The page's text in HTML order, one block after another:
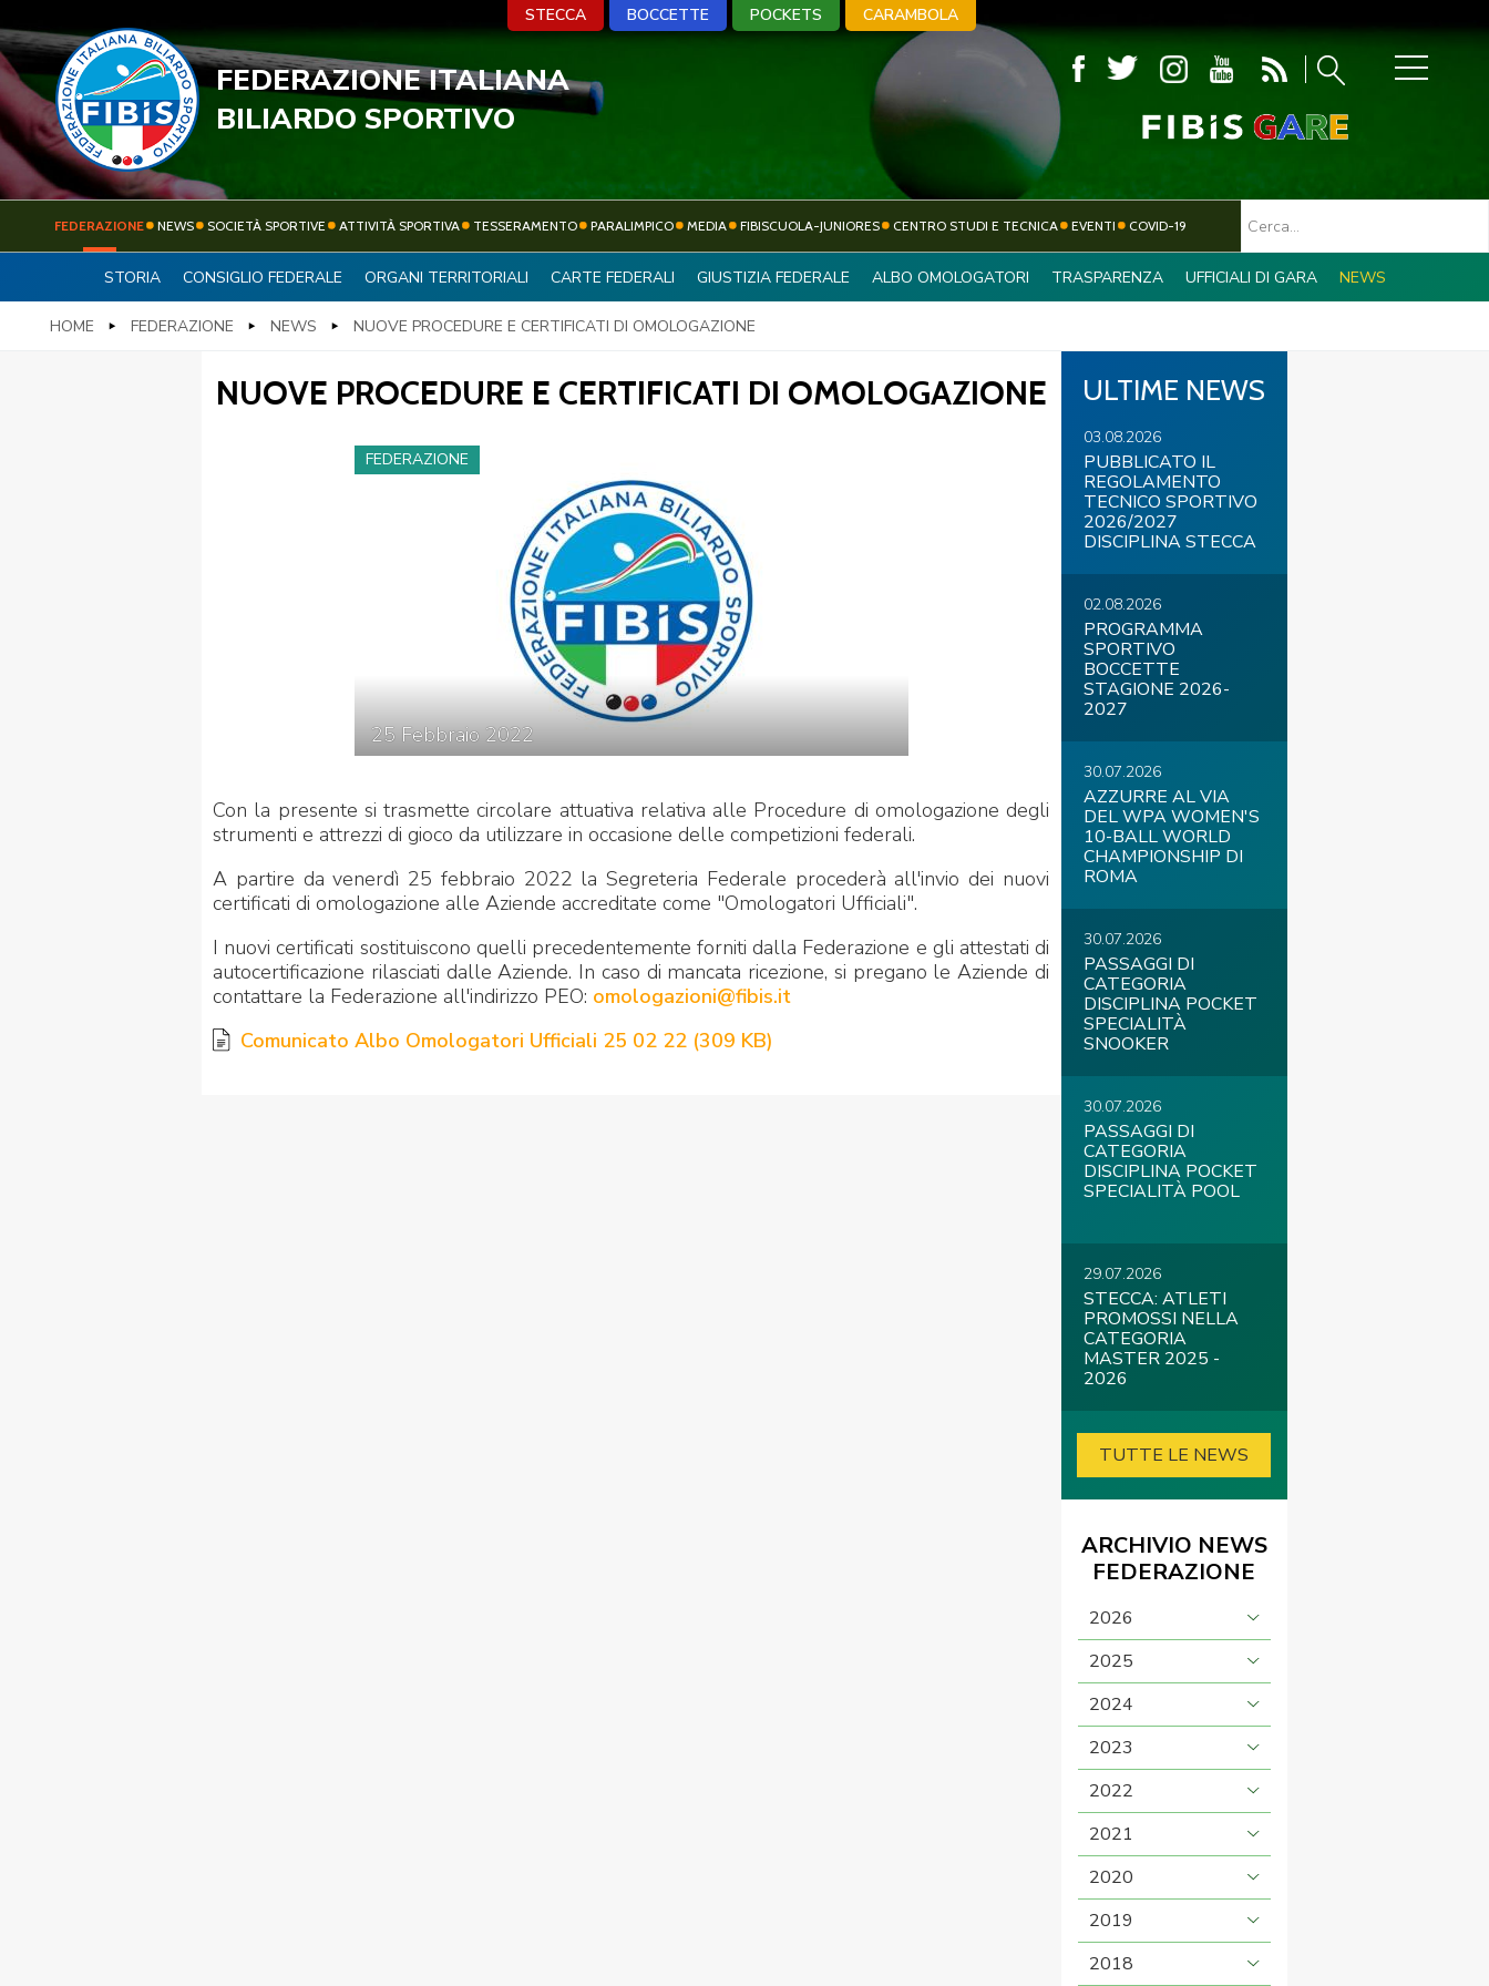
FEDERAZIONE NEWS SOCIETÀ SPORTIVE
ATTIVITÀ
SPORTIVA
TESSERAMENTO PARALIMPICO
CENTRO STUDI E
TECNICA
COVID-19
STECCA BOCCETTE CARAMBOLA
Privacy Policy Cookie Policy Cerca Mappa del Sito Feed rss Iscriviti alla Newsletter Contatti Link Federazione Trasparente
STECCA BOCCETTE POCKETS CARAMBOLA
FEDERAZIONE ITALIANA
BILIARDO SPORTIVO
FEDERAZIONE NEWS SOCIETÀ SPORTIVE ATTIVITÀ SPORTIVA TESSERAMENTO PARALIMPICO MEDIA FIBISCUOLA-JUNIORES CENTRO STUDI E TECNICA EVENTI COVID-19
STORIA CONSIGLIO FEDERALE ORGANI TERRITORIALI CARTE FEDERALI GIUSTIZIA FEDERALE ALBO OMOLOGATORI TRASPARENZA UFFICIALI DI GARA NEWS
HOME FEDERAZIONE NEWS NUOVE PROCEDURE E CERTIFICATI DI OMOLOGAZIONE
NUOVE PROCEDURE E CERTIFICATI DI OMOLOGAZIONE
FEDERAZIONE
25 Febbraio 2022
Con la presente si trasmette circolare attuativa relativa alle Procedure di omologazione degli
strumenti e attrezzi di gioco da utilizzare in occasione delle competizioni federali.
A partire da venerdì 25 febbraio 2022 la Segreteria Federale procederà all'invio dei nuovi
certificati di omologazione alle Aziende accreditate come "Omologatori Ufficiali".
I nuovi certificati sostituiscono quelli precedentemente forniti dalla Federazione e gli attestati di
autocertificazione rilasciati dalle Aziende. In caso di mancata ricezione, si pregano le Aziende di
contattare la Federazione all'indirizzo PEO: omologazioni@fibis.it
Comunicato Albo Omologatori Ufficiali 25 02 22 (309 KB)
ULTIME NEWS
03.08.2026
PUBBLICATO IL
REGOLAMENTO
TECNICO SPORTIVO
2026/2027
DISCIPLINA STECCA
02.08.2026
PROGRAMMA
SPORTIVO
BOCCETTE
STAGIONE 2026-
2027
30.07.2026
AZZURRE AL VIA
DEL WPA WOMEN'S
10-BALL WORLD
CHAMPIONSHIP DI
ROMA
30.07.2026
PASSAGGI DI
CATEGORIA
DISCIPLINA POCKET
SPECIALITÀ
SNOOKER
30.07.2026
PASSAGGI DI
CATEGORIA
DISCIPLINA POCKET
SPECIALITÀ POOL
29.07.2026
STECCA: ATLETI
PROMOSSI NELLA
CATEGORIA
MASTER 2025 -
2026
TUTTE LE NEWS
ARCHIVIO NEWS
FEDERAZIONE
2026
2025
2024
2023
2022
2021
2020
2019
2018